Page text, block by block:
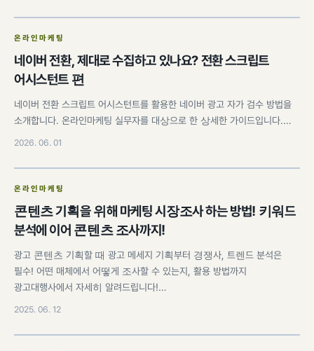
온라인마케팅
네이버 전환, 제대로 수집하고 있나요? 전환 스크립트
어시스턴트 편
네이버 전환 스크립트 어시스턴트를 활용한 네이버 광고 자가 검수 방법을
소개합니다. 온라인마케팅 실무자를 대상으로 한 상세한 가이드입니다.…
2026. 06. 01
온라인마케팅
콘텐츠 기획을 위해 마케팅 시장조사 하는 방법! 키워드
분석에 이어 콘텐츠 조사까지!
광고 콘텐츠 기획할 때 광고 메세지 기획부터 경쟁사, 트렌드 분석은
필수! 어떤 매체에서 어떻게 조사할 수 있는지, 활용 방법까지
광고대행사에서 자세히 알려드립니다!…
2025. 06. 12